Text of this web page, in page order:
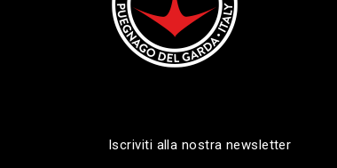
Iscriviti alla nostra newsletter